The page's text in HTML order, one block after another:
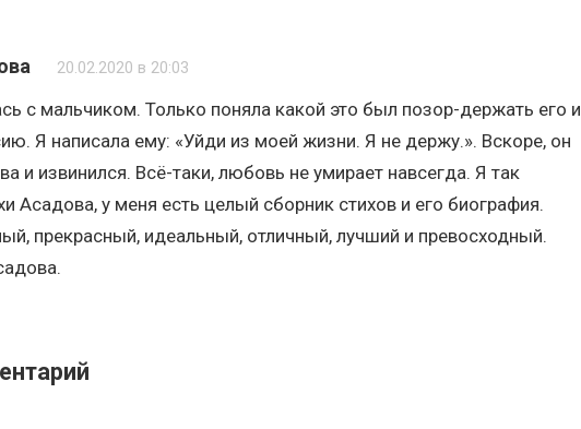
20.02.2020 в 20:03
с мальчиком. Только поняла какой это был позор-держать его и
Я написала ему: «Уйди из моей жизни. Я не держу.». Вскоре, он
и извинился. Всё-таки, любовь не умирает навсегда. Я так
Асадова, у меня есть целый сборник стихов и его биография.
прекрасный, идеальный, отличный, лучший и превосходный.